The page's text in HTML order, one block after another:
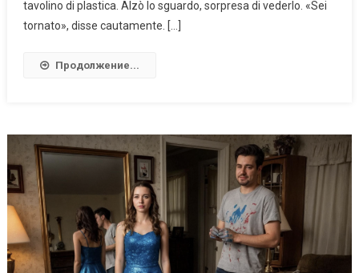
tavolino di plastica. Alzò lo sguardo, sorpresa di vederlo. «Sei
tornato», disse cautamente. […]
Продолжение...